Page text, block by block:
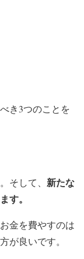
き3つのことを
そして、 新たな
す。
金を費やすのは
が良いです。